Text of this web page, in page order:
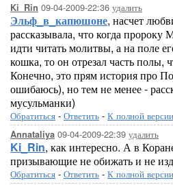
Ki_Rin 09-04-2009-22:36 удалить
Эльф_в_капюшоне, насчет
рассказывала, что когда
идти читать молитвы, а на поле
кошка, то он отрезал часть полы,
Конечно, это прям история про
ошибаюсь), но тем не менее -
мусульманки)
Обратиться - Ответить - К полной версии
Annataliya 09-04-2009-22:39 удалить
Ki_Rin, как интересно. А в
призывающие не обижать и не
Обратиться - Ответить - К полной версии